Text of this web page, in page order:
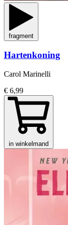
fragment
Hartenkoning
Carol Marinelli
€ 6,99
in winkelmand